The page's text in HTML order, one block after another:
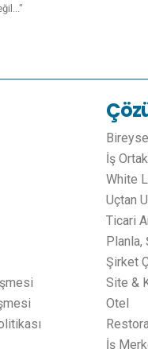
İş
White
Uçtan
Ticari
Planla,
Şirket
Site &
Otel
İş